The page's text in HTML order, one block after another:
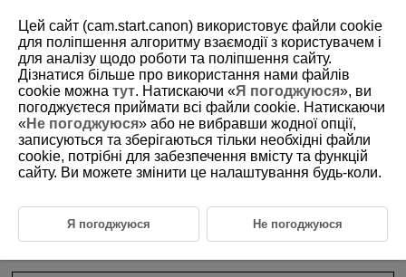
D180-019
Приєднання та від’єднання
об’єктивів RF/RF-S
Приєднання об’єктива
Від’єднання об’єктива
Увага!
Цей сайт (cam.start.canon) використовує файли cookie
для поліпшення алгоритму взаємодії з користувачем і
для аналізу щодо роботи та поліпшення сайту.
Дізнатися більше про використання нами файлів
cookie можна тут. Натискаючи «Я погоджуюся», ви
погоджуєтеся приймати всі файли cookie. Натискаючи
«Не погоджуюся» або не вибравши жодної опції,
записуються та зберігаються тільки необхідні файли
cookie, потрібні для забезпечення вмісту та функцій
сайту. Ви можете змінити це налаштування будь-коли.
Я погоджуюся Не погоджуюся